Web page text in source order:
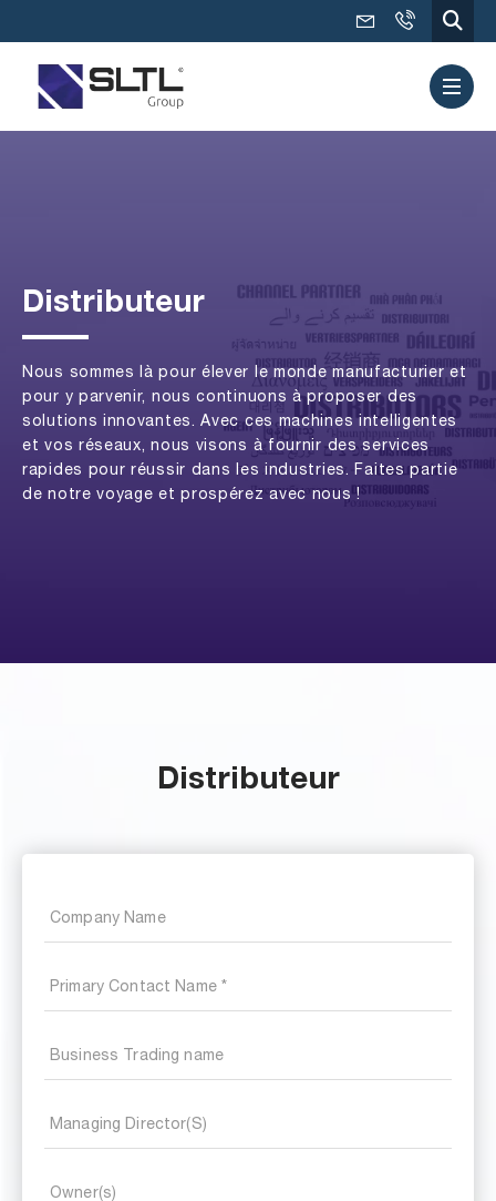
Distributeur
Nous sommes là pour élever le monde manufacturier et
pour y parvenir, nous continuons à proposer des
solutions innovantes. Avec ces machines intelligentes
et vos réseaux, nous visons à fournir des services
rapides pour réussir dans les industries. Faites partie
de notre voyage et prospérez avec nous !
Distributeur